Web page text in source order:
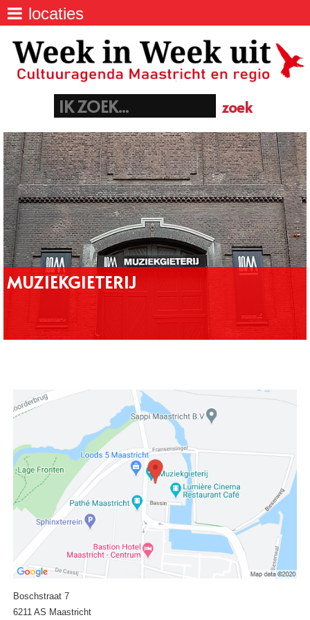
agenda >
locaties >
aanmelden evenement >
Week IN Week UIT - Uitagenda van
Maastricht
Batterijstraat 48, 6211 SJ Maastricht
06 40 23 06 21
info@maastrichtnet.nl
locaties
MUZIEKGIETERIJ
Boschstraat 7
6211 AS Maastricht